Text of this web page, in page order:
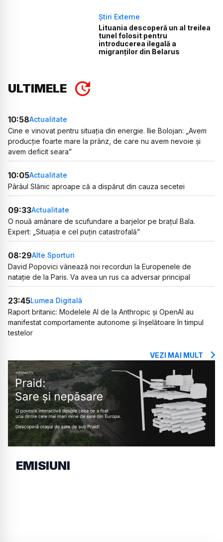
Știri Externe
Lituania descoperă un al treilea
tunel folosit pentru
introducerea ilegală a
migranților din Belarus
ULTIMELE
10:58Actualitate
Cine e vinovat pentru situația din energie. Ilie Bolojan: „Avem
producție foarte mare la prânz, de care nu avem nevoie și
avem deficit seara”
10:05Actualitate
Pârâul Slănic aproape că a dispărut din cauza secetei
09:33Actualitate
O nouă amânare de scufundare a barjelor pe brațul Bala.
Expert: „Situația e cel puțin catastrofală”
08:29Alte Sporturi
David Popovici vânează noi recorduri la Europenele de
natație de la Paris. Va avea un rus ca adversar principal
23:45Lumea Digitală
Raport britanic: Modelele AI de la Anthropic și OpenAI au
manifestat comportamente autonome și înșelătoare în timpul
testelor
VEZI MAI MULT
EMISIUNI